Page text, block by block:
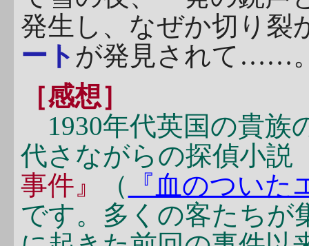
発生し、なぜか切り裂
ート が発見されて……
［感想］
1930年代英国の貴族
代さながらの探偵小説
事件』
（
『血のつい
です。多くの客たちが